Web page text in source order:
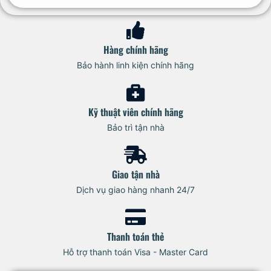
Hàng chính hãng
Bảo hành linh kiện chính hãng
Kỹ thuật viên chính hãng
Bảo trì tận nhà
Giao tận nhà
Dịch vụ giao hàng nhanh 24/7
Thanh toán thẻ
Hỗ trợ thanh toán Visa - Master Card